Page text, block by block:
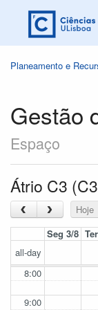
Planeamento e
Gestão
Espaço
Átrio C3
‹ › Hoje
Seg 3/8
all-day
8:00
9:00